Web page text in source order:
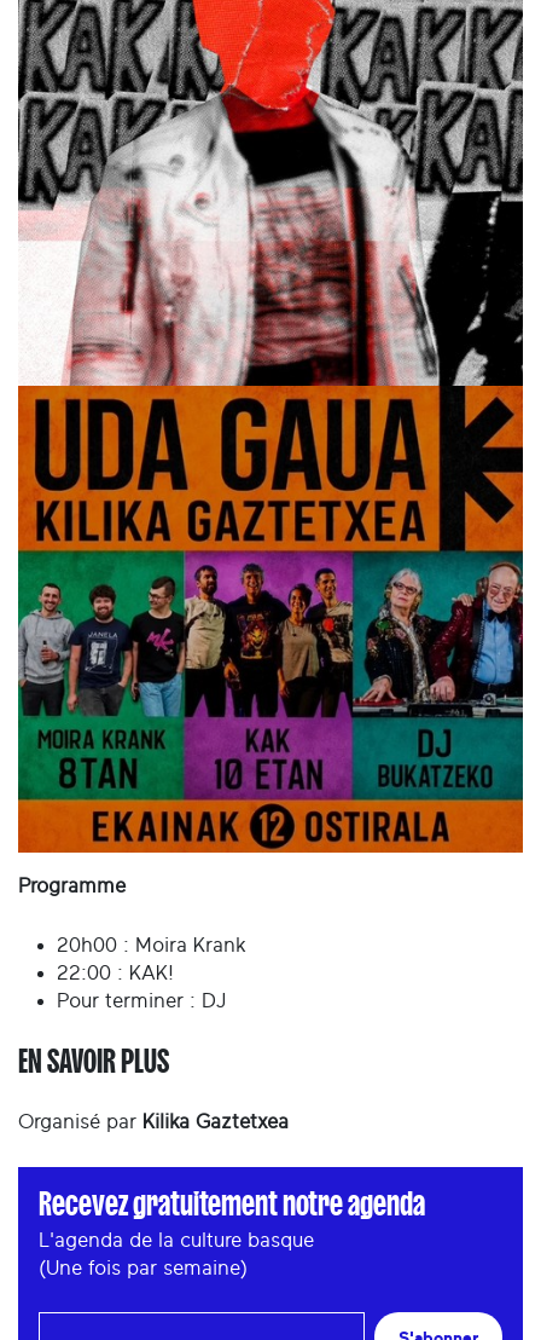
Programme
20h00 : Moira Krank
22:00 : KAK!
Pour terminer : DJ
EN SAVOIR PLUS
Organisé par Kilika Gaztetxea
Recevez gratuitement notre agenda
L'agenda de la culture basque
(Une fois par semaine)